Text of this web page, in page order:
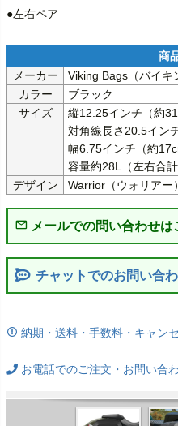
●左右ペア
メーカー
Viking Bags（バイキ
カラー
ブラック
サイズ
縦12.25インチ（約
対角線長さ20.5イン
幅6.75インチ（約
容量約28L（左右合計
デザイン
Warrior（ウォリアー）
チャットでのお問い合
納期・送料・手数料・キャン
お電話でのご注文・お問い合